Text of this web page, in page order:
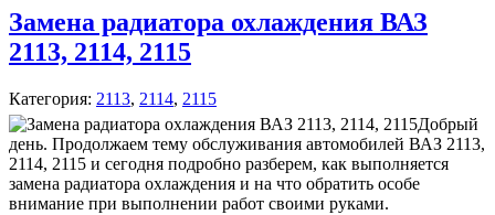
Замена радиатора охлаждения ВАЗ
2113, 2114, 2115
Категория: 2113, 2114, 2115
Добрый
день. Продолжаем тему обслуживания автомобилей ВАЗ 2113,
2114, 2115 и сегодня подробно разберем, как выполняется
замена радиатора охлаждения и на что обратить особе
внимание при выполнении работ своими руками.